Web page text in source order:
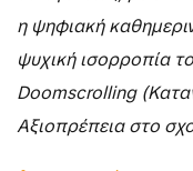
η ψηφιακή
ψυχική ισορροπία
Doomscrolling
Αξιοπρέπεια στο